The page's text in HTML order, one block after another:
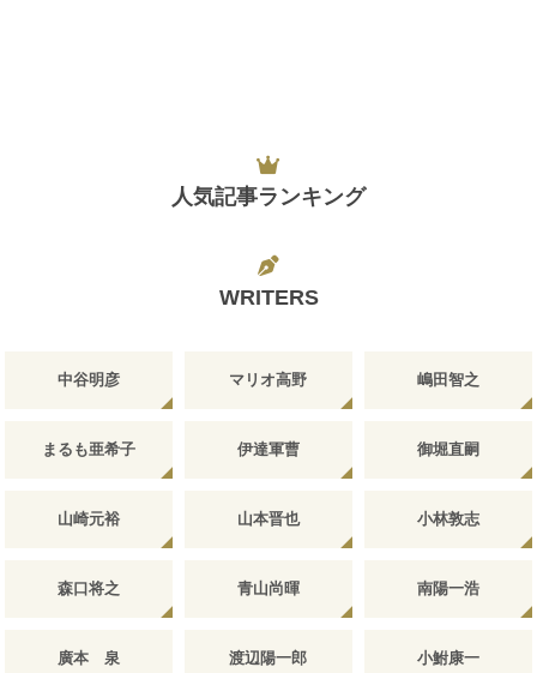
人気記事ランキング
WRITERS
中谷明彦 マリオ高野 嶋田智之
まるも亜希子 伊達軍曹 御堀直嗣
山崎元裕 山本晋也 小林敦志
森口将之 青山尚暉 南陽一浩
廣本 泉 渡辺陽一郎 小鮒康一